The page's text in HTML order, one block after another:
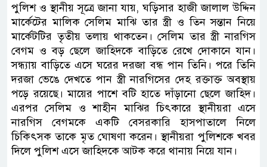
পুলিশ ও স্থানীয় সূত্রে জানা যায়, ঘড়িসার হাজী জালাল উদ্দিন
মার্কেটের মালিক সেলিম মাঝি তার স্ত্রী ও তিন সন্তান নিয়ে
মার্কেটটির তৃতীয় তলায় থাকতেন। সেলিম তার স্ত্রী নারগিস
বেগম ও বড় ছেলে জাহিদকে বাড়িতে রেখে দোকানে যান।
সন্ধ্যায় বাড়িতে এসে ঘরের দরজা বন্ধ পান তিনি। পরে তিনি
দরজা ভেঙে দেখতে পান স্ত্রী নারগিসের দেহ রক্তাক্ত অবস্থায়
পড়ে রয়েছে। মায়ের পাশে বটি হাতে দাঁড়ানো ছেলে জাহিদ।
এরপর সেলিম ও শাহীন মাঝির চিৎকারে স্থানীয়রা এসে
নারগিস বেগমকে একটি বেসরকারি হাসপাতালে নিলে
চিকিৎসক তাকে মৃত ঘোষণা করেন। স্থানীয়রা পুলিশকে খবর
দিলে পুলিশ এসে জাহিদকে আটক করে থানায় নিয়ে যান।